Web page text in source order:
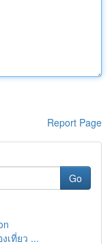
Report Page
Go
เที่ยว ...